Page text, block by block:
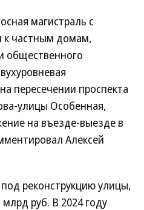
магистраль с
к частным домам,
общественного
пересечении проспекта
улицы Особенная,
на въезде-выезде в
Алексей
реконструкцию улицы,
руб. В 2024 году